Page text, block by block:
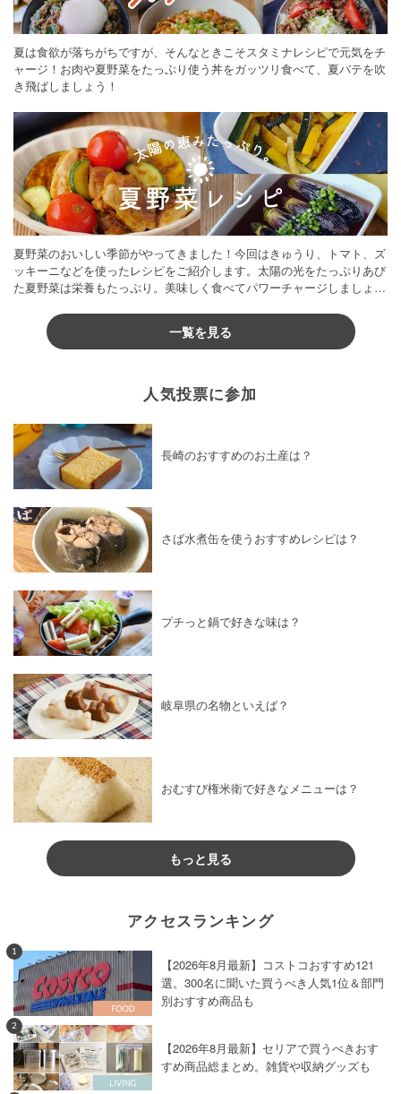
夏は食欲が落ちがちですが、そんなときこそスタミナレシピで元気をチ
ャージ！お肉や夏野菜をたっぷり使う丼をガッツリ食べて、夏バテを吹
き飛ばしましょう！
夏野菜のおいしい季節がやってきました！今回はきゅうり、トマト、ズ
ッキーニなどを使ったレシピをご紹介します。太陽の光をたっぷりあび
た夏野菜は栄養もたっぷり。美味しく食べてパワーチャージしましょう
一覧を見る
人気投票に参加
長崎のおすすめのお土産は？
さば水煮缶を使うおすすめレシピは？
プチっと鍋で好きな味は？
岐阜県の名物といえば？
おむすび権米衛で好きなメニューは？
もっと見る
アクセスランキング
1
【2026年8月最新】コストコおすすめ121
選。300名に聞いた買うべき人気1位＆部門
別おすすめ商品も
2
【2026年8月最新】セリアで買うべきおす
すめ商品総まとめ。雑貨や収納グッズも